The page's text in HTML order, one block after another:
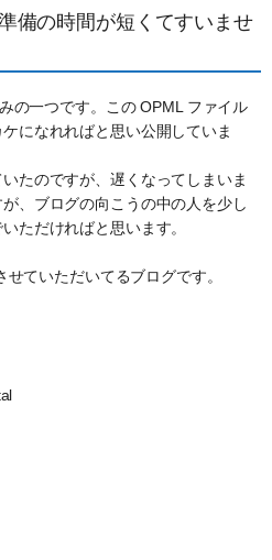
備の時間が短くてすいませ
の一つです。この OPML ファイル
になれればと思い公開していま
たのですが、遅くなってしまいま
、ブログの向こうの中の人を少し
ただければと思います。
ていただいてるブログです。